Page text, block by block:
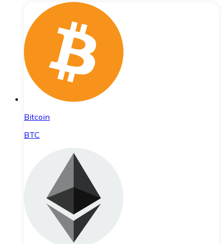
Bitcoin
BTC